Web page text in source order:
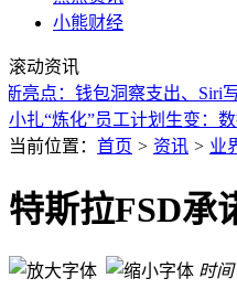
小熊财经
滚动资讯
亮点：钱包洞察支出、Siri写
亚马逊“借道”ChatGPT引流
马斯克与NASA局长力挺反
小扎“炼化”员工计划生变：
谷歌AI双星跳槽引震荡：市
雷军晒小米三电技术成果：
18亿易主亿咖通，魅族“灵
马云携阿里决策层下田插秧
799元起售！REDMI 17C携
当前位置： 首页 > 资讯 > 业
特斯拉FSD承
时间